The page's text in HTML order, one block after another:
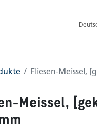
Fliesen-Meissel,
Meissel,